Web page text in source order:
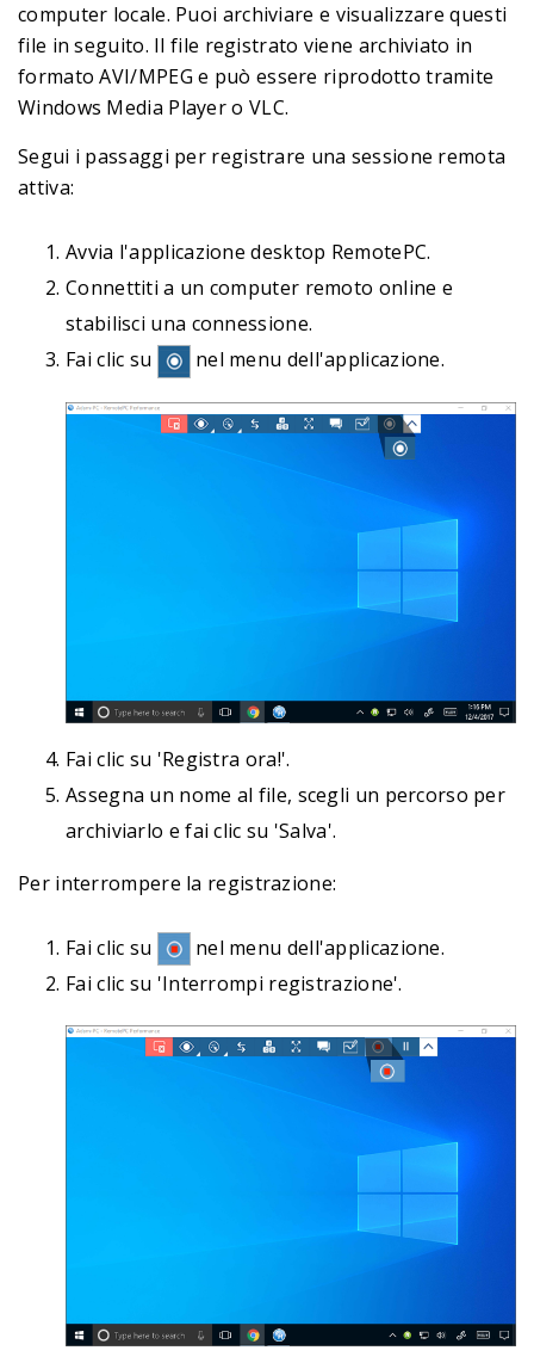
computer locale. Puoi archiviare e visualizzare questi
file in seguito. Il file registrato viene archiviato in
formato AVI/MPEG e può essere riprodotto tramite
Windows Media Player o VLC.
Segui i passaggi per registrare una sessione remota
attiva:
Avvia l'applicazione desktop RemotePC.
Connettiti a un computer remoto online e
stabilisci una connessione.
Fai clic su
nel menu dell'applicazione.
Fai clic su 'Registra ora!'.
Assegna un nome al file, scegli un percorso per
archiviarlo e fai clic su 'Salva'.
Per interrompere la registrazione:
Fai clic su
nel menu dell'applicazione.
Fai clic su 'Interrompi registrazione'.